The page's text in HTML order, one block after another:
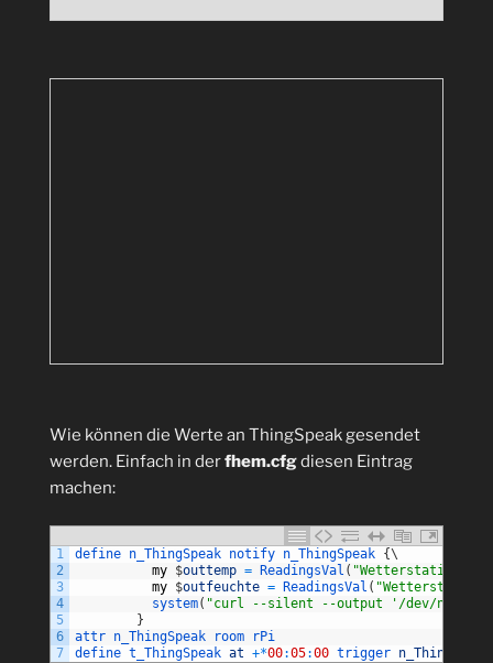
Wie können die Werte an ThingSpeak gesendet
werden. Einfach in derfhem.cfgdiesen Eintrag
machen:
1
2
3
4
5
6
7
define n_ThingSpeak notify n_ThingSpeak {\
my $outtemp = ReadingsVal ( "Wetterstation"
my $outfeuchte = ReadingsVal ( "Wetterstation"
system( "curl --silent --output '/dev/null' --
}
attr n_ThingSpeak room
rPi
define t_ThingSpeak at +*00:05:00 trigger n_ThingSpeak